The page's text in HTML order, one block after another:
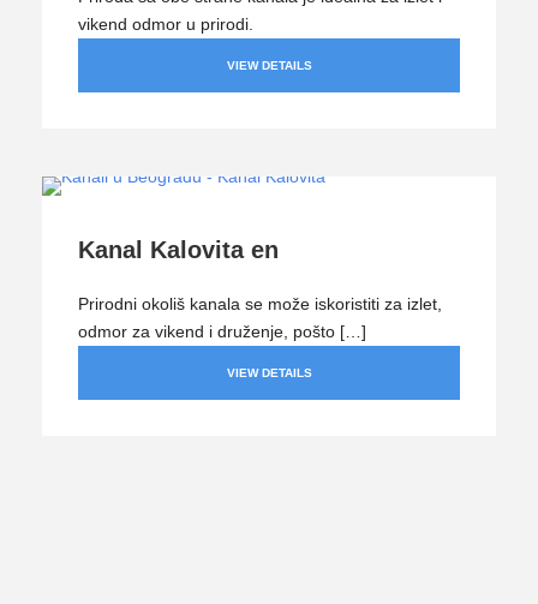
vikend odmor u prirodi.
VIEW DETAILS
Kanal Kalovita en
Prirodni okoliš kanala se može iskoristiti za izlet,
odmor za vikend i druženje, pošto […]
VIEW DETAILS